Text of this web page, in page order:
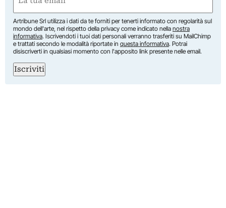
(Obbligatorio)
Artribune Srl utilizza i dati da te forniti per tenerti informato con regolarità sul
mondo dell'arte, nel rispetto della privacy come indicato nella nostra
informativa. Iscrivendoti i tuoi dati personali verranno trasferiti su MailChimp
e trattati secondo le modalità riportate in questa informativa. Potrai
disiscriverti in qualsiasi momento con l'apposito link presente nelle email.
Iscriviti